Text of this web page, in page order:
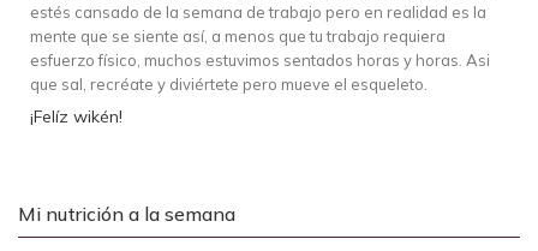
estés cansado de la semana de trabajo pero en realidad es la
mente que se siente así, a menos que tu trabajo requiera
esfuerzo físico, muchos estuvimos sentados horas y horas. Asi
que sal, recréate y diviértete pero mueve el esqueleto.
¡Felíz wikén!
Mi nutrición a la semana